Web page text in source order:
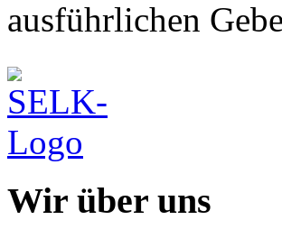
ausführlichen
Wir über uns